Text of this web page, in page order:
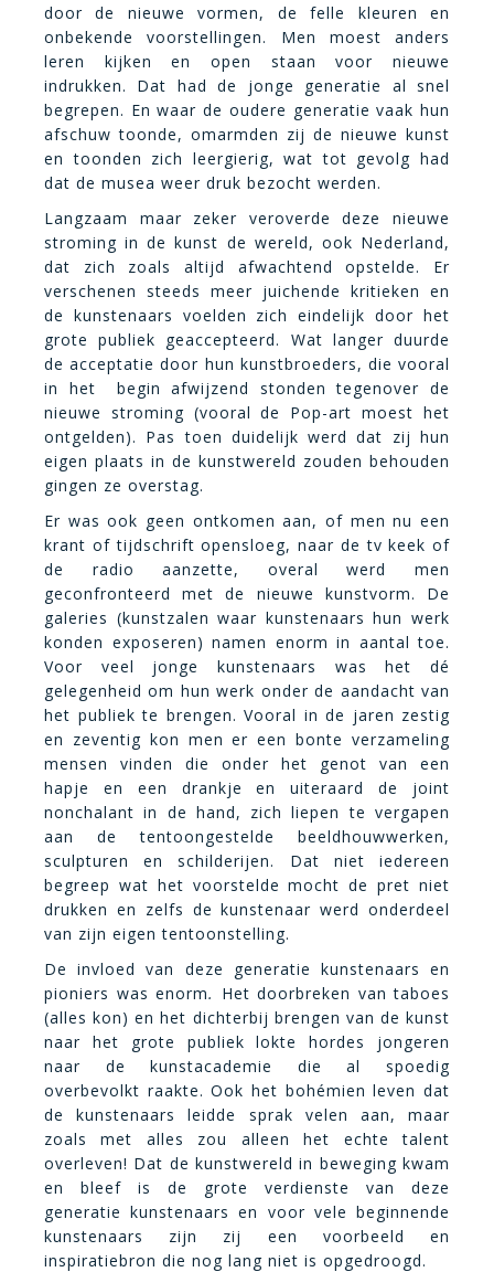
door de nieuwe vormen, de felle kleuren en
onbekende voorstellingen. Men moest anders
leren kijken en open staan voor nieuwe
indrukken. Dat had de jonge generatie al snel
begrepen. En waar de oudere generatie vaak hun
afschuw toonde, omarmden zij de nieuwe kunst
en toonden zich leergierig, wat tot gevolg had
dat de musea weer druk bezocht werden.
Langzaam maar zeker veroverde deze nieuwe
stroming in de kunst de wereld, ook Nederland,
dat zich zoals altijd afwachtend opstelde. Er
verschenen steeds meer juichende kritieken en
de kunstenaars voelden zich eindelijk door het
grote publiek geaccepteerd. Wat langer duurde
de acceptatie door hun kunstbroeders, die vooral
in het begin afwijzend stonden tegenover de
nieuwe stroming (vooral de Pop-art moest het
ontgelden). Pas toen duidelijk werd dat zij hun
eigen plaats in de kunstwereld zouden behouden
gingen ze overstag.
Er was ook geen ontkomen aan, of men nu een
krant of tijdschrift opensloeg, naar de tv keek of
de radio aanzette, overal werd men
geconfronteerd met de nieuwe kunstvorm. De
galeries (kunstzalen waar kunstenaars hun werk
konden exposeren) namen enorm in aantal toe.
Voor veel jonge kunstenaars was het dé
gelegenheid om hun werk onder de aandacht van
het publiek te brengen. Vooral in de jaren zestig
en zeventig kon men er een bonte verzameling
mensen vinden die onder het genot van een
hapje en een drankje en uiteraard de joint
nonchalant in de hand, zich liepen te vergapen
aan de tentoongestelde beeldhouwwerken,
sculpturen en schilderijen. Dat niet iedereen
begreep wat het voorstelde mocht de pret niet
drukken en zelfs de kunstenaar werd onderdeel
van zijn eigen tentoonstelling.
De invloed van deze generatie kunstenaars en
pioniers was enorm. Het doorbreken van taboes
(alles kon) en het dichterbij brengen van de kunst
naar het grote publiek lokte hordes jongeren
naar de kunstacademie die al spoedig
overbevolkt raakte. Ook het bohémien leven dat
de kunstenaars leidde sprak velen aan, maar
zoals met alles zou alleen het echte talent
overleven! Dat de kunstwereld in beweging kwam
en bleef is de grote verdienste van deze
generatie kunstenaars en voor vele beginnende
kunstenaars zijn zij een voorbeeld en
inspiratiebron die nog lang niet is opgedroogd.